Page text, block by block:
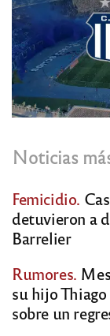
Noticias
Femicidio.
detuvieron a
Barrelier
Rumores.
su hijo
sobre un